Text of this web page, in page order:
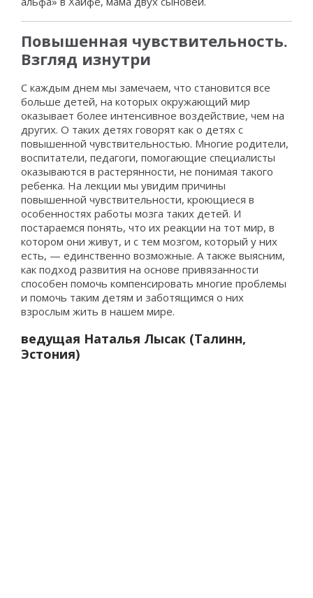
Повышенная чувствительность.
Взгляд изнутри
С каждым днем мы замечаем, что становится все
больше детей, на которых окружающий мир
оказывает более интенсивное воздействие, чем на
других. О таких детях говорят как о детях с
повышенной чувствительностью. Многие родители,
воспитатели, педагоги, помогающие специалисты
оказываются в растерянности, не понимая такого
ребенка. На лекции мы увидим причины
повышенной чувствительности, кроющиеся в
особенностях работы мозга таких детей. И
постараемся понять, что их реакции на тот мир, в
котором они живут, и с тем мозгом, который у них
есть, — единственно возможные. А также выясним,
как подход развития на основе привязанности
способен помочь компенсировать многие проблемы
и помочь таким детям и заботящимся о них
взрослым жить в нашем мире.
ведущая Наталья Лысак (Талинн,
Эстония)